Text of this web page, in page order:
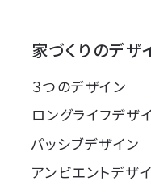
家づくりのデザ
３つのデザイン
ロングライフデザ
パッシブデザイン
アンビエントデザ